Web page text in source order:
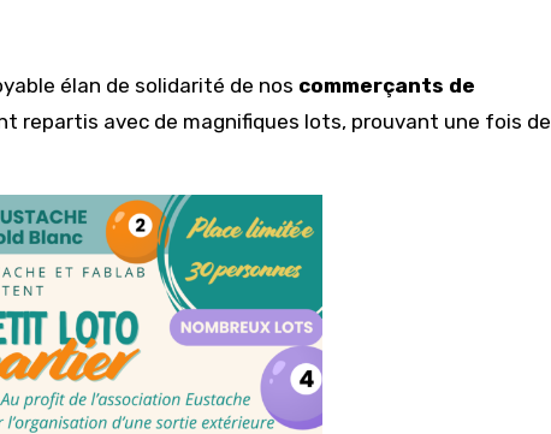
élan de solidarité de nos commerçants de
repartis avec de magnifiques lots, prouvant une fois de